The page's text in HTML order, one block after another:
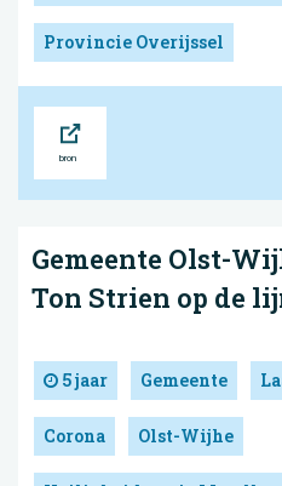
Provincie Overijssel
Gemeente Olst-
Ton Strien op de
5 jaar Gemeente
Corona Olst-Wijhe